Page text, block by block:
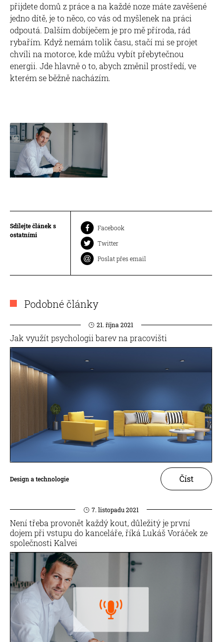
přijdete domů z práce a na každé noze máte zavěšené
jedno dítě, je to něco, co vás od myšlenek na práci
odpoutá. Dalším dobíječem je pro mě příroda, rád
rybařím. Když nemám tolik času, stačí mi se projet
chvíli na motorce, kde můžu vybít přebytečnou
energii. Jde hlavně o to, abych změnil prostředí, ve
kterém se běžně nacházím.
Sdílejte článek s
ostatními
Facebook
Twitter
Poslat přes email
Podobné články
21. října 2021
Jak využít psychologii barev na pracovišti
Design a technologie Číst
7. listopadu 2021
Není třeba provonět každý kout, důležitý je první
dojem při vstupu do kanceláře, říká Lukáš Voráček ze
společnosti Kalvei